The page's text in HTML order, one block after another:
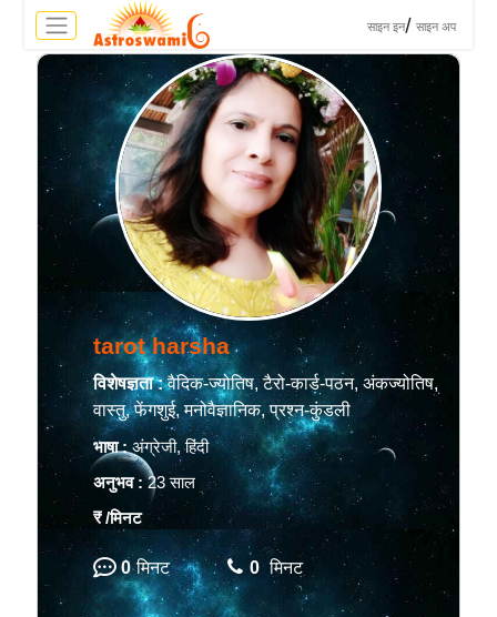
साइन इन/ साइन अप
tarot harsha
विशेषज्ञता :वैदिक-ज्योतिष, टैरो-कार्ड-पठन, अंकज्योतिष,
वास्तु, फेंगशुई, मनोवैज्ञानिक, प्रश्न-कुंडली
भाषा : अंग्रेजी, हिंदी
अनुभव :23 साल
₹/मिनट
0 मिनट 0 मिनट